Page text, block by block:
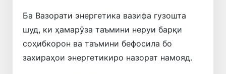
Ба Вазорати энергетика вазифа гузошта
шуд, ки ҳамарӯза таъмини неруи барқи
соҳибкорон ва таъмини бефосила бо
захираҳои энергетикиро назорат намояд.